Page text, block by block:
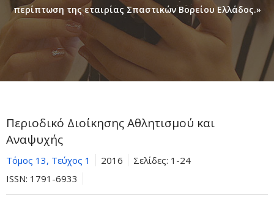
περίπτωση της εταιρίας Σπαστικών Βορείου Ελλάδος.»
Περιοδικό Διοίκησης Αθλητισμού και
Αναψυχής
Τόμος 13, Τεύχος 1 2016 Σελίδες: 1-24
ISSN: 1791-6933